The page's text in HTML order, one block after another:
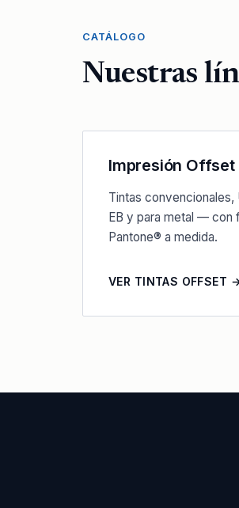
CATÁLOGO
Nuestras
Impresión Offset
Tintas convencionales,
EB y para metal — con
Pantone® a medida.
VER TINTAS OFFSET